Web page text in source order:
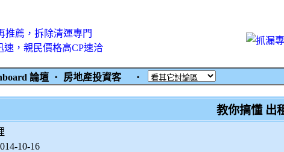
推薦，拆除清運專門
速，親民價格高CP速洽
論壇 ‧ 房地產投資客 ‧
教你搞懂 出
10-16